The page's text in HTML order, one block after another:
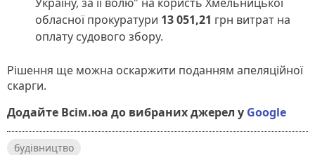
обласної прокуратури 13 051,21 грн витрат на
оплату судового збору.
Рішення ще можна оскаржити поданням апеляційної
скарги.
Додайте Всім.юа до вибраних джерел у Google
будівництво